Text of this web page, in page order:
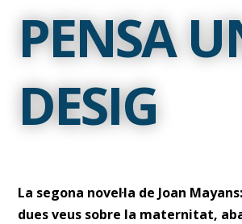
PENSA
DESIG
La segona novel·la de Joan
dues veus sobre la maternitat,